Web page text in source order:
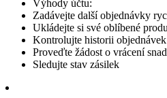
Výhody účtu:
Zadávejte další objednávky
Ukládejte si své oblíbené
Kontrolujte historii objednávek
Proveďte žádost o vrácení
Sledujte stav zásilek